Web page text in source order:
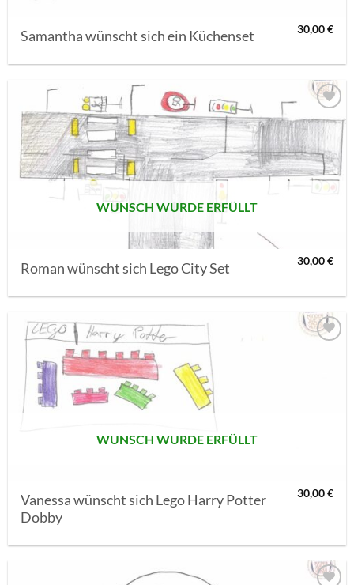
Samantha wünscht sich ein Küchenset 30,00€
AUF MEINE
MERKLISTE
SETZEN
WUNSCH WURDE ERFÜLLT
Roman wünscht sich Lego City Set 30,00€
WUNSCH WURDE ERFÜLLT
Vanessa wünscht sich Lego Harry Potter
Dobby
30,00€